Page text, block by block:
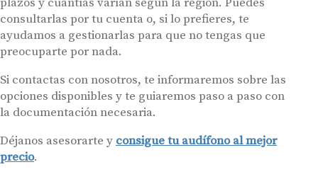
consultarlas por tu cuenta o, si lo prefieres, te
ayudamos a gestionarlas para que no tengas que
preocuparte por nada.
Si contactas con nosotros, te informaremos sobre las
opciones disponibles y te guiaremos paso a paso con
la documentación necesaria.
Déjanos asesorarte y consigue tu audífono al mejor
precio.